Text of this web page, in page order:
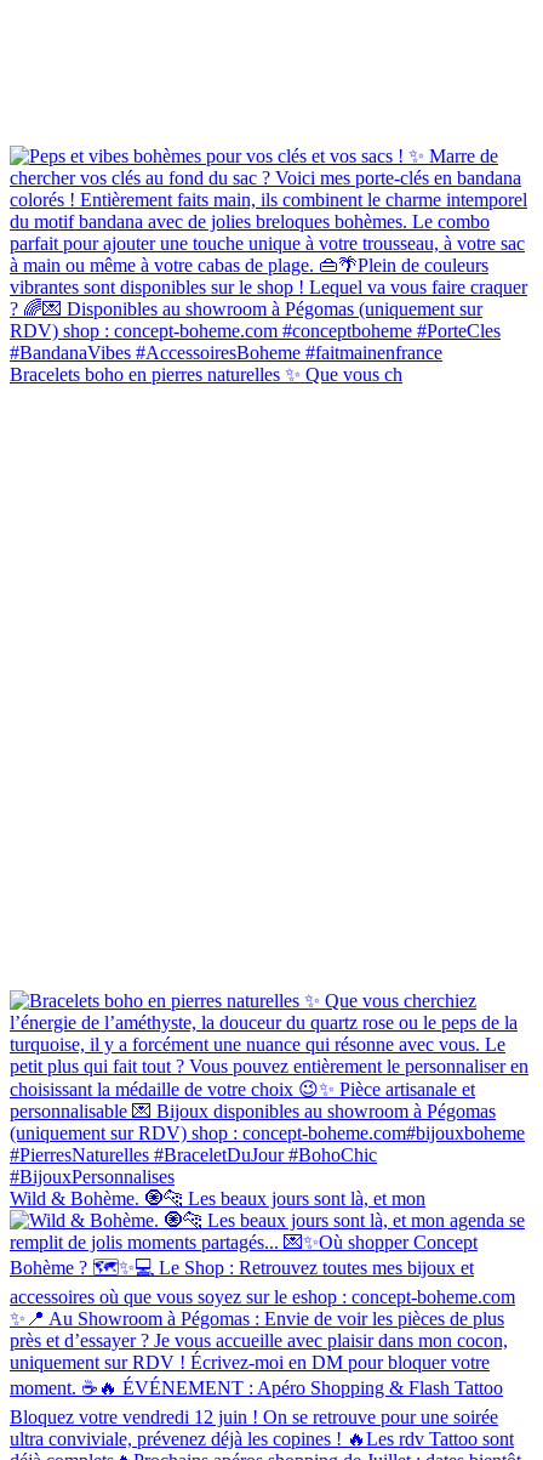
Bracelets boho en pierres naturelles ✨ Que vous ch
Wild & Bohème. 🧿🐆 Les beaux jours sont là, et mon